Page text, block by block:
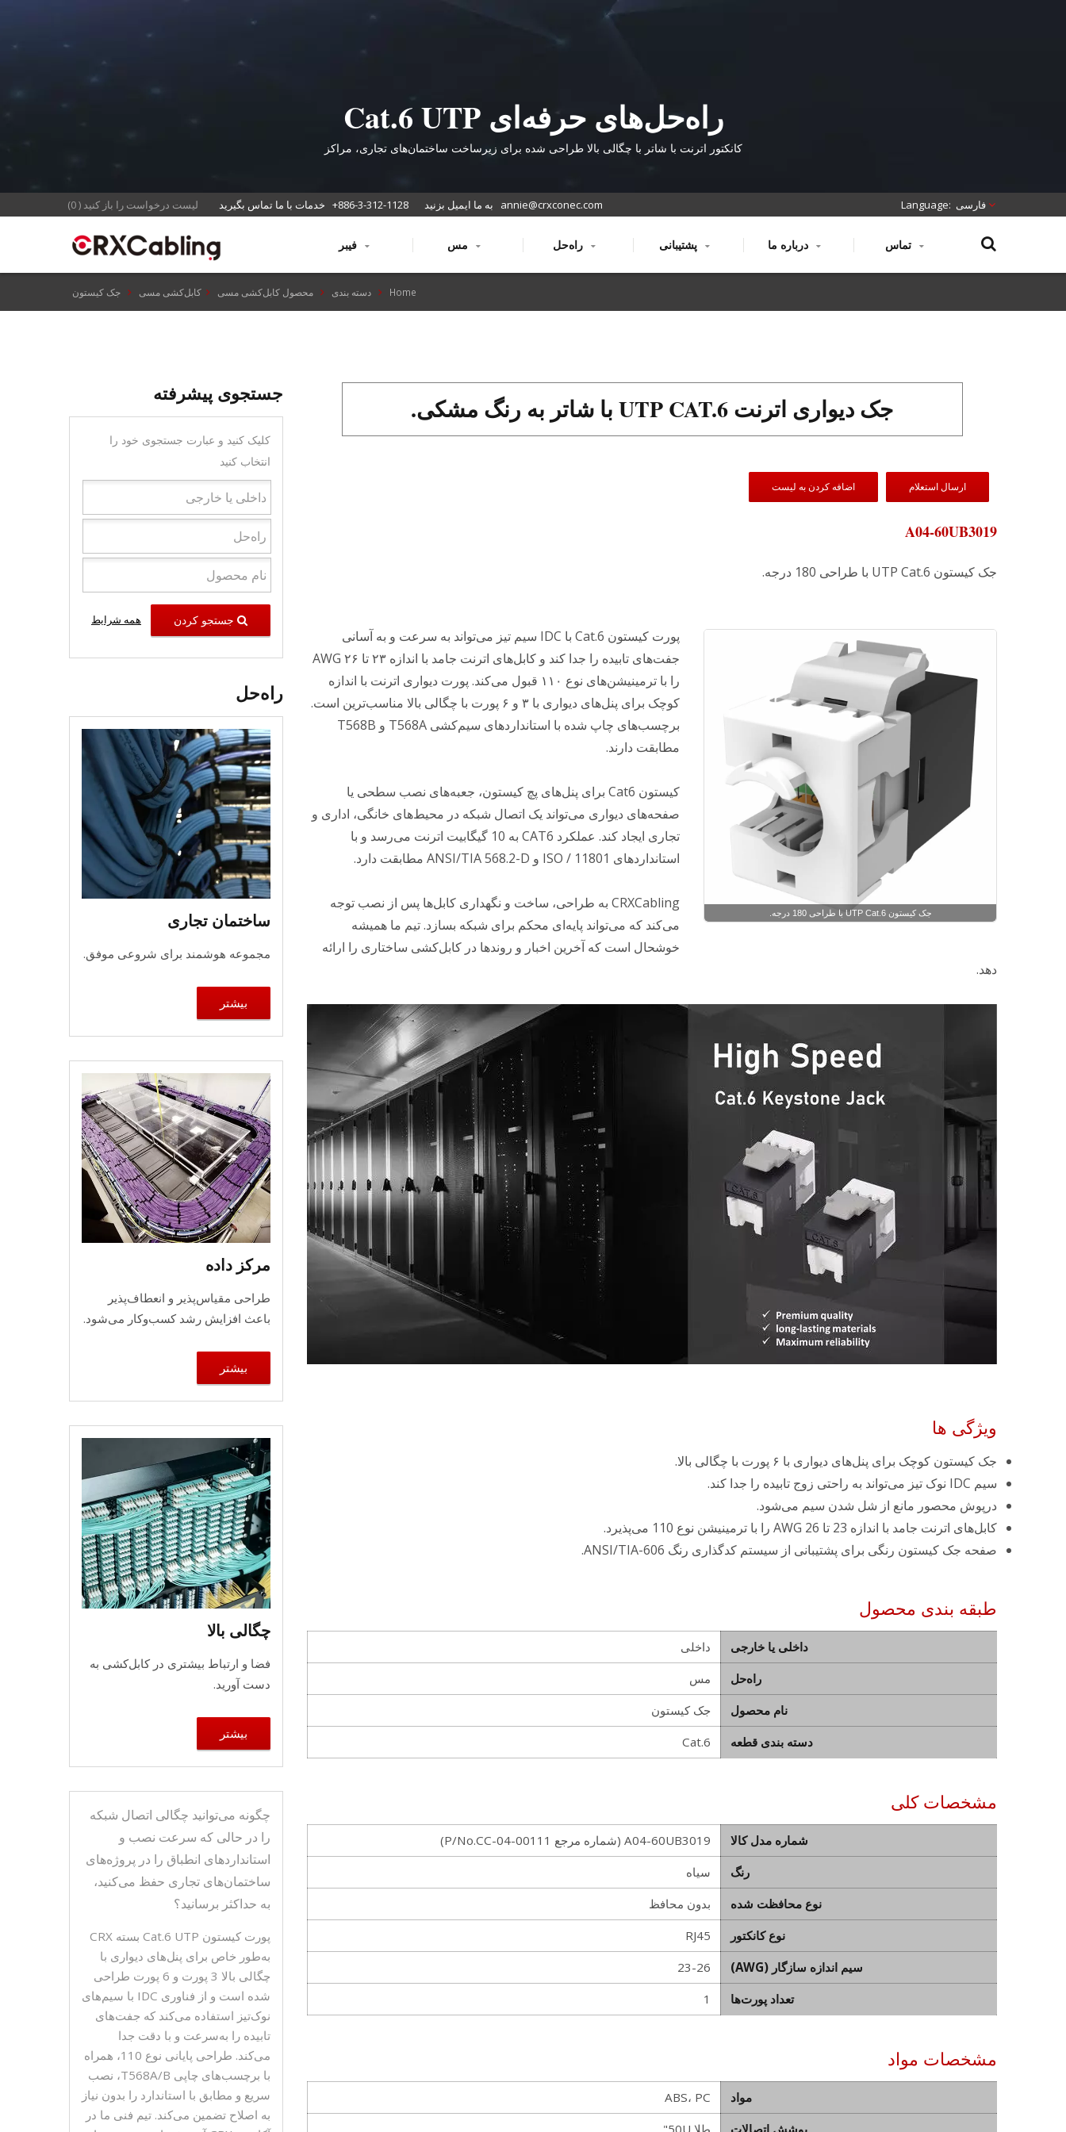
راه‌حل‌های حرفه‌ای Cat.6 UTP
Keystone Wall Jack
کانکتور اترنت با شاتر با چگالی بالا طراحی شده برای زیرساخت ساختمان‌های تجاری، مراکز
لیست درخواست را باز کنید (
) +886-3-312-1128 annie@crxconec.com فارسی
فیبر راه‌حل پشتیبانی
Home دسته بندی محصول کابل‌کشی مسی کابل‌کشی مسی جک کیستون
جستجوی پیشرفته
کلیک کنید و عبارت جستجوی خود را
انتخاب کنید
جستجو کردن همه شرایط
راه‌حل
ساختمان تجاری
مجموعه هوشمند برای شروعی موفق.
بیشتر
مرکز داده
طراحی مقیاس‌پذیر و انعطاف‌پذیر
باعث افزایش رشد کسب‌وکار می‌شود.
بیشتر
چگالی بالا
فضا و ارتباط بیشتری در کابل‌کشی به
دست آورید.
بیشتر
چگونه می‌توانید چگالی اتصال شبکه
را در حالی که سرعت نصب و
استانداردهای انطباق را در پروژه‌های
ساختمان‌های تجاری حفظ می‌کنید،
به حداکثر برسانید؟
پورت کیستون Cat.6 UTP بسته CRX
به‌طور خاص برای پنل‌های دیواری با
چگالی بالا 3 پورت و 6 پورت طراحی
شده است و از فناوری IDC با سیم‌های
نوک‌تیز استفاده می‌کند که جفت‌های
تابیده را به‌سرعت و با دقت جدا
می‌کند. طراحی پایانی نوع 110، همراه
با برچسب‌های چاپی T568A/B، نصب
سریع و مطابق با استاندارد را بدون نیاز
به اصلاح تضمین می‌کند. تیم فنی ما در
جک دیواری اترنت UTP CAT.6 با شاتر به رنگ مشکی.
ارسال استعلام اضافه کردن به لیست
A04-60UB3019
جک کیستون UTP Cat.6 با طراحی 180 درجه.
جک کیستون UTP Cat.6 با طراحی 180 درجه.
پورت کیستون Cat.6 با IDC سیم تیز می‌تواند به سرعت و به آسانی
جفت‌های تابیده را جدا کند و کابل‌های اترنت جامد با اندازه ۲۳ تا ۲۶ AWG
را با ترمینیشن‌های نوع ۱۱۰ قبول می‌کند. پورت دیواری اترنت با اندازه
کوچک برای پنل‌های دیواری با ۳ و ۶ پورت با چگالی بالا مناسب‌ترین است.
برچسب‌های چاپ شده با استانداردهای سیم‌کشی T568A و T568B
مطابقت دارند.
کیستون Cat6 برای پنل‌های پچ کیستون، جعبه‌های نصب سطحی یا
صفحه‌های دیواری می‌تواند یک اتصال شبکه در محیط‌های خانگی، اداری و
تجاری ایجاد کند. عملکرد CAT6 به 10 گیگابیت اترنت می‌رسد و با
استانداردهای ISO / 11801 و ANSI/TIA 568.2-D مطابقت دارد.
CRXCabling به طراحی، ساخت و نگهداری کابل‌ها پس از نصب توجه
می‌کند که می‌تواند پایه‌ای محکم برای شبکه بسازد. تیم ما همیشه
خوشحال است که آخرین اخبار و روندها در کابل‌کشی ساختاری را ارائه
دهد.
ویژگی ها
جک کیستون کوچک برای پنل‌های دیواری با ۶ پورت با چگالی بالا.
سیم IDC نوک تیز می‌تواند به راحتی زوج تابیده را جدا کند.
درپوش محصور مانع از شل شدن سیم می‌شود.
کابل‌های اترنت جامد با اندازه 23 تا 26 AWG را با ترمینیشن نوع 110 می‌پذیرد.
صفحه جک کیستون رنگی برای پشتیبانی از سیستم کدگذاری رنگ ANSI/TIA-606.
طبقه بندی محصول
داخلی یا خارجی
داخلی
راه‌حل
مس
نام محصول
جک کیستون
دسته بندی قطعه
Cat.6
مشخصات کلی
شماره مدل کالا
A04-60UB3019 (شماره مرجع P/No.CC-04-00111)
رنگ
سیاه
نوع محافظت شده
بدون محافظ
نوع کانکتور
RJ45
سیم اندازه سازگار (AWG)
23-26
تعداد پورت‌ها
1
مشخصات مواد
مواد
ABS، PC
پوشش اتصالات
طلا 50U"